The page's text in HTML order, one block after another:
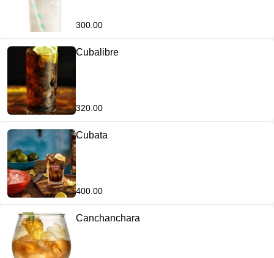
300.00
Cubalibre
320.00
Cubata
400.00
Canchanchara